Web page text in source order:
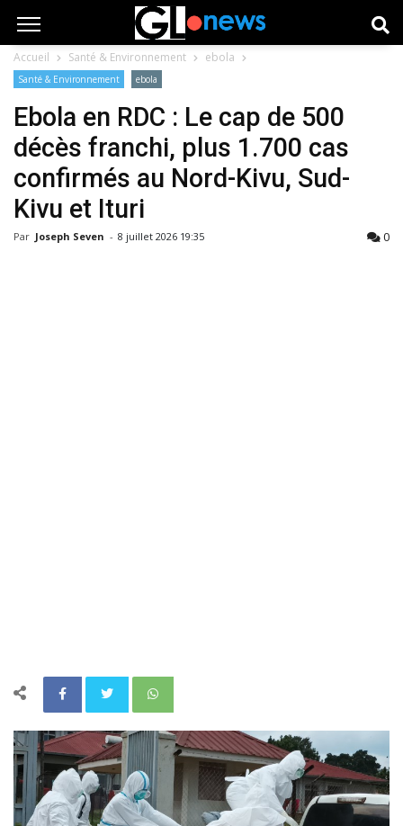
Accueil Santé & Environnement ebola
Santé & Environnement ebola
Ebola en RDC : Le cap de 500
décès franchi, plus 1.700 cas
confirmés au Nord-Kivu, Sud-
Kivu et Ituri
Par Joseph Seven - 8 juillet 2026 19:35 0